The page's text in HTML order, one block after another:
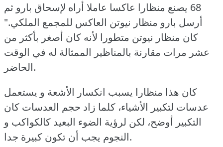
68 يصنع منظارا عاكسا عاملا أراه لإسحاق بارو ثم
أرسل بارو منظار نيوتن العاكس للمجمع الملكي."
كان منظار نيوتن متطورا لأنه كان أصغر بأكثر من
عشر مرات مقارنة بالمناظير الممثالة له في الوقت
الحاضر.
كان هذا منظارا يسبب انكسار الأشعة و يستعمل
عدسات لتكبير الأشياء، كلما زاد حجم العدسات كان
التكبير أوضح، لكن لرؤية الضوء البعيد كالكواكب و
النجوم يجب أن تكون كبيرة جدا.